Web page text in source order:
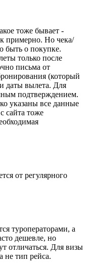
тоже бывает -
примерно. Но чека/
быть о покупке.
только после
письма от
(который
даты вылета. Для
подтверждением.
указаны все данные
сайта тоже
от регулярного
туроператорами, а
дешевле, но
отличаться. Для визы
не тип рейса.